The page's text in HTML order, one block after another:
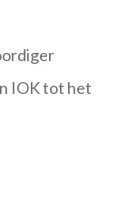
IOK tot het